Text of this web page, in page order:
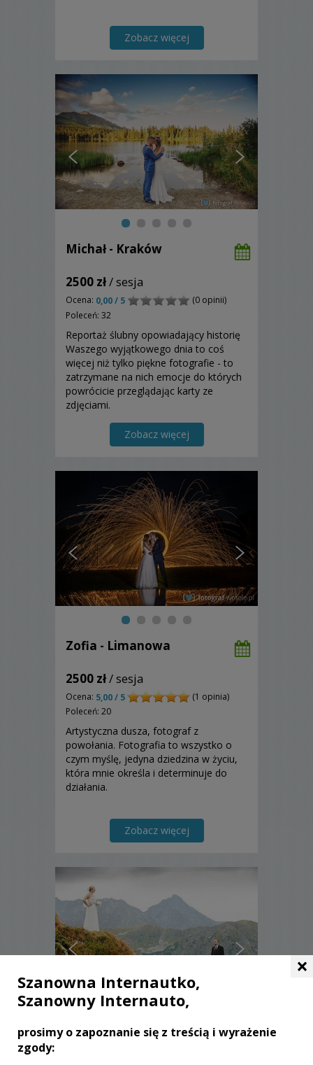
Zobacz więcej
Michał - Kraków
2500 zł/ sesja
Ocena: 0,00 / 5
(0 opinii)
Poleceń: 32
Reportaż ślubny opowiadający historię
Waszego wyjątkowego dnia to coś
więcej niż tylko piękne fotografie - to
zatrzymane na nich emocje do których
powrócicie przeglądając karty ze
zdjęciami.
Zobacz więcej
Zofia - Limanowa
2500 zł/ sesja
Ocena: 5,00 / 5
(1 opinia)
Poleceń: 20
Artystyczna dusza, fotograf z
powołania. Fotografia to wszystko o
czym myślę, jedyna dziedzina w życiu,
która mnie określa i determinuje do
działania.
Zobacz więcej
Robert - Nowy Targ
×
Szanowna Internautko,
Szanowny Internauto,
prosimy o zapoznanie się z treścią i wyrażenie
zgody: